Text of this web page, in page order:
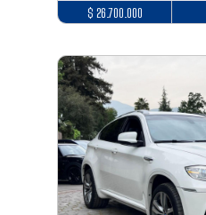
$ 26.700.000